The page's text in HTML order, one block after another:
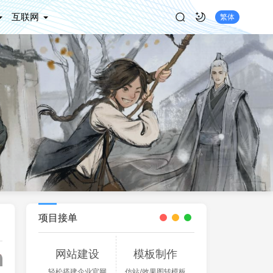
互联网 繁体
项目接单
网站建设 模板制作